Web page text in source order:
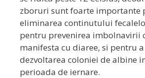
zboruri sunt foarte importante
eliminarea continutului
pentru prevenirea imbolnavirii
manifesta cu diaree, si pentru
dezvoltarea coloniei de albine
perioada de iernare.